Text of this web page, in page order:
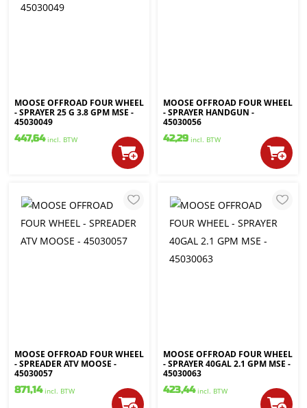
MOOSE OFFROAD FOUR WHEEL
- SPRAYER 25 G 3.8 GPM MSE -
45030049
447,64 incl. BTW
MOOSE OFFROAD FOUR WHEEL
- SPRAYER HANDGUN -
45030056
42,29 incl. BTW
MOOSE OFFROAD FOUR WHEEL
- SPREADER ATV MOOSE -
45030057
871,14 incl. BTW
MOOSE OFFROAD FOUR WHEEL
- SPRAYER 40GAL 2.1 GPM MSE -
45030063
423,44 incl. BTW